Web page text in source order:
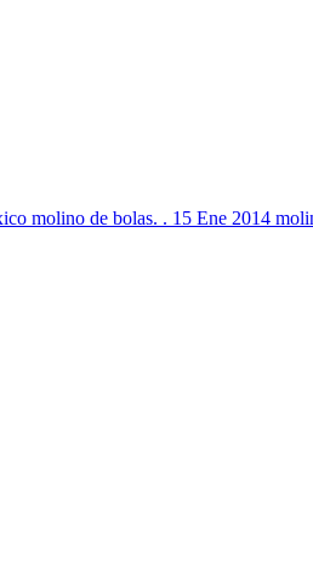
molino de bolas. . 15 Ene 2014